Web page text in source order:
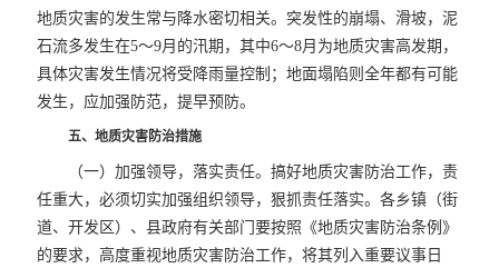
地质灾害的发生常与降水密切相关。突发性的崩塌、滑坡，泥
石流多发生在5～9月的汛期，其中6～8月为地质灾害高发期，
具体灾害发生情况将受降雨量控制；地面塌陷则全年都有可能
发生，应加强防范，提早预防。
五、地质灾害防治措施
（一）加强领导，落实责任。搞好地质灾害防治工作，责
任重大，必须切实加强组织领导，狠抓责任落实。各乡镇（街
道、开发区）、县政府有关部门要按照《地质灾害防治条例》
的要求，高度重视地质灾害防治工作，将其列入重要议事日